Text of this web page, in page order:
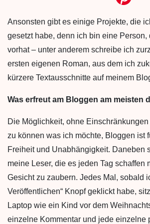
Ansonsten gibt es einige Projekte, die
gesetzt habe, denn ich bin eine Person,
vorhat – unter anderem schreibe ich
ersten eigenen Roman, aus dem ich
kürzere Textausschnitte auf meinem
Was erfreut am Bloggen am meisten
Die Möglichkeit, ohne
zu können was ich möchte, Bloggen ist
Freiheit und Unabhängigkeit. Daneben
meine Leser, die es jeden Tag schaffen
Gesicht zu zaubern. Jedes Mal, sobald
Veröffentlichen“ Knopf geklickt habe,
Laptop wie ein Kind vor dem
einzelne Kommentar und jede einzelne